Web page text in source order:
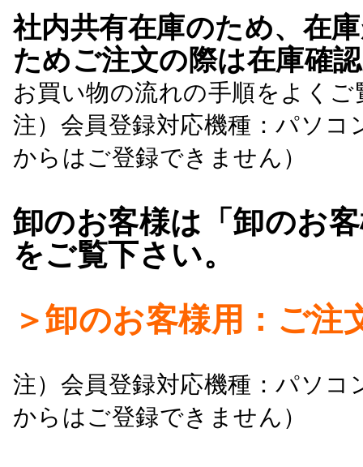
社内共有在庫のため、在
ためご注文の際は在庫確
お買い物の流れの手順をよくご
注）会員登録対応機種：パソ
からはご登録できません）
卸のお客様は「卸のお
をご覧下さい。
＞卸のお客様用：ご注
注）会員登録対応機種：パソ
からはご登録できません）